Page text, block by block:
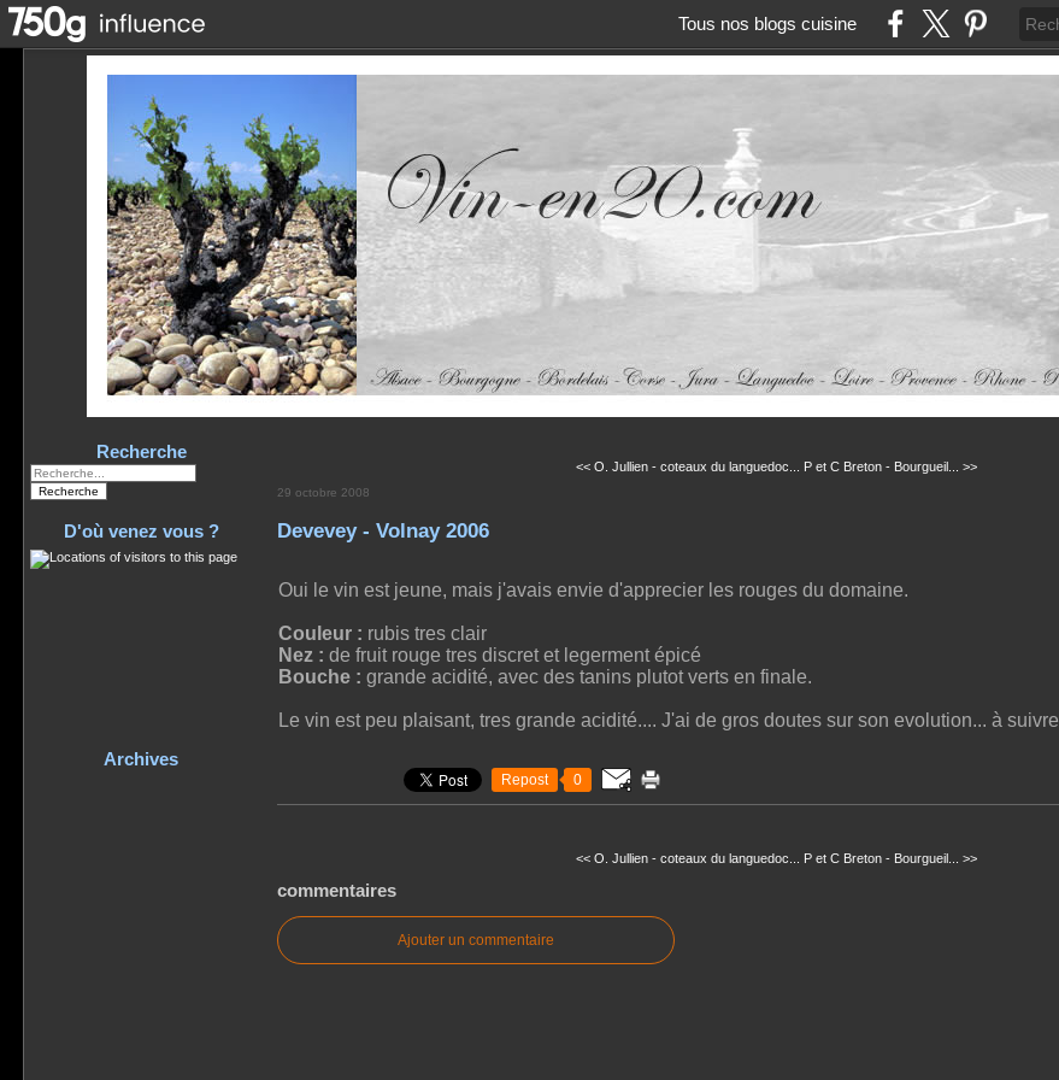
Tous nos blogs cuisine
Recherche
D'où venez vous ?
Archives
<< O. Jullien - coteaux du languedoc... P et C Breton - Bourgueil... >>
29 octobre 2008
Devevey - Volnay 2006
Oui le vin est jeune, mais j'avais envie d'apprecier les rouges du domaine.
Couleur : rubis tres clair
Nez : de fruit rouge tres discret et legerment épicé
Bouche : grande acidité, avec des tanins plutot verts en finale.
Le vin est peu plaisant, tres grande acidité.... J'ai de gros doutes sur son evolution... à suivre
Repost 0
<< O. Jullien - coteaux du languedoc... P et C Breton - Bourgueil... >>
commentaires
Ajouter un commentaire